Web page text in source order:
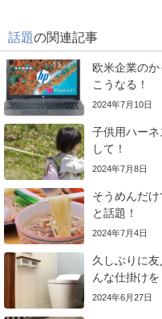
話題の関連記事
欧米企業の
こうなる！
2024年7月10日
子供用ハー
して！
2024年7月8日
そうめんだ
と話題！
2024年7月4日
久しぶりに
んな仕掛けを
2024年6月27日